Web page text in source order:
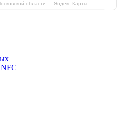
области — Яндекс Карты